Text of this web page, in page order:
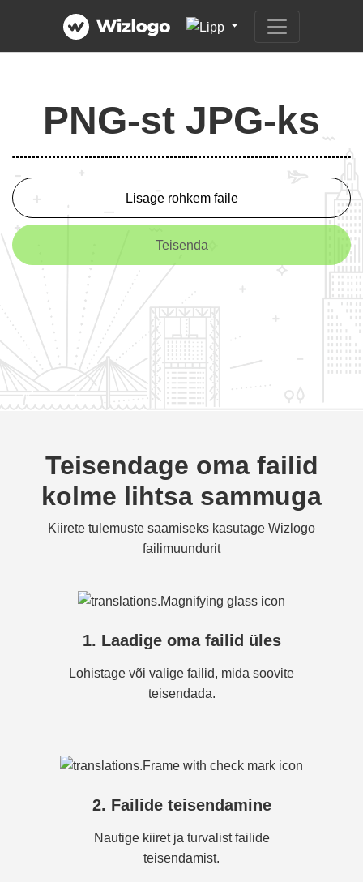
PNG-st JPG-ks
Lisage rohkem faile
Teisenda
Teisendage oma failid
kolme lihtsa sammuga
Kiirete tulemuste saamiseks kasutage Wizlogo
failimuundurit
1. Laadige oma failid üles
Lohistage või valige failid, mida soovite
teisendada.
2. Failide teisendamine
Nautige kiiret ja turvalist failide
teisendamist.